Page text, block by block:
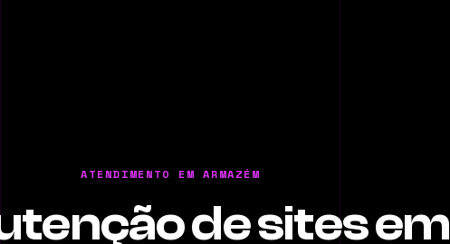
ATENDIMENTO EM ARMAZÉM
de sites em